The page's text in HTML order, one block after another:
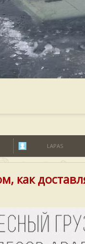
LAPAS
как